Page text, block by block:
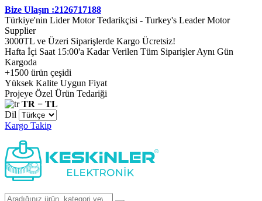
Bize Ulaşın :2126717188
Türkiye'nin Lider Motor Tedarikçisi - Turkey's Leader Motor
Supplier
3000TL ve Üzeri Siparişlerde Kargo Ücretsiz!
Hafta İçi Saat 15:00'a Kadar Verilen Tüm Siparişler Aynı Gün
Kargoda
+1500 ürün çeşidi
Yüksek Kalite Uygun Fiyat
Projeye Özel Ürün Tedariği
TR − TL
Dil
Kargo Takip